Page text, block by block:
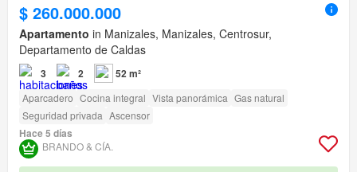
$ 260.000.000
Apartamento in Manizales, Manizales, Centrosur,
Departamento de Caldas
3 2 52 m²
Aparcadero Cocina integral Vista panorámica Gas natural
Seguridad privada Ascensor
Hace 5 días
BRANDO & CÍA.